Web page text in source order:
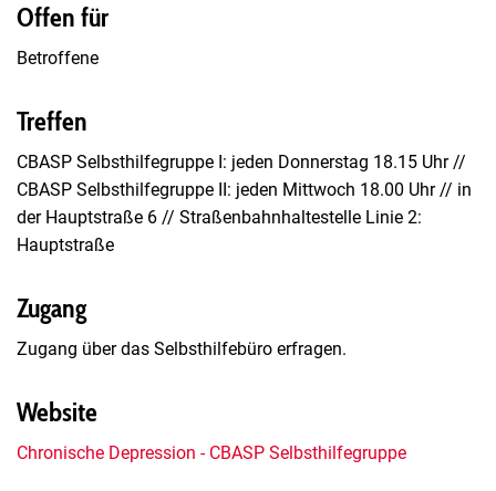
Offen für
Betroffene
Treffen
CBASP Selbsthilfegruppe I: jeden Donnerstag 18.15 Uhr //
CBASP Selbsthilfegruppe II: jeden Mittwoch 18.00 Uhr // in
der Hauptstraße 6 // Straßenbahnhaltestelle Linie 2:
Hauptstraße
Zugang
Zugang über das Selbsthilfebüro erfragen.
Website
Chronische Depression - CBASP Selbsthilfegruppe